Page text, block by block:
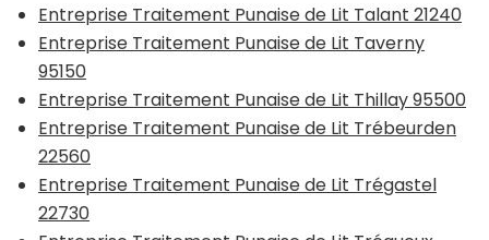
Entreprise Traitement Punaise de Lit Talant 21240
Entreprise Traitement Punaise de Lit Taverny
95150
Entreprise Traitement Punaise de Lit Thillay 95500
Entreprise Traitement Punaise de Lit Trébeurden
22560
Entreprise Traitement Punaise de Lit Trégastel
22730